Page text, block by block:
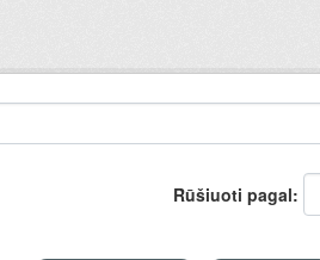
Rūšiuoti pagal